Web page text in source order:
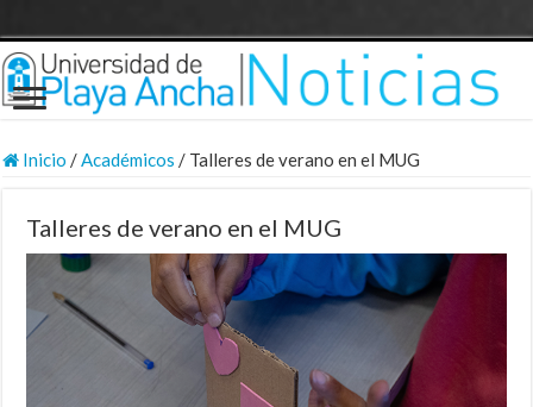
Inicio /Académicos / Talleres de verano en el MUG
Talleres de verano en el MUG